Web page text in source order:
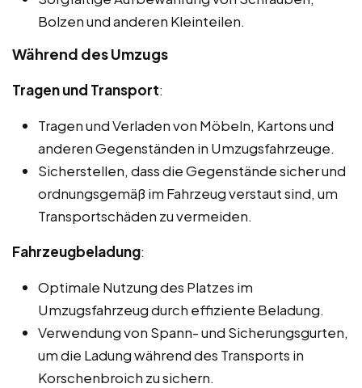
Bolzen und anderen Kleinteilen.
Während des Umzugs
Tragen und Transport:
Tragen und Verladen von Möbeln, Kartons und
anderen Gegenständen in Umzugsfahrzeuge.
Sicherstellen, dass die Gegenstände sicher und
ordnungsgemäß im Fahrzeug verstaut sind, um
Transportschäden zu vermeiden.
Fahrzeugbeladung:
Optimale Nutzung des Platzes im
Umzugsfahrzeug durch effiziente Beladung.
Verwendung von Spann- und Sicherungsgurten,
um die Ladung während des Transports in
Korschenbroich zu sichern.